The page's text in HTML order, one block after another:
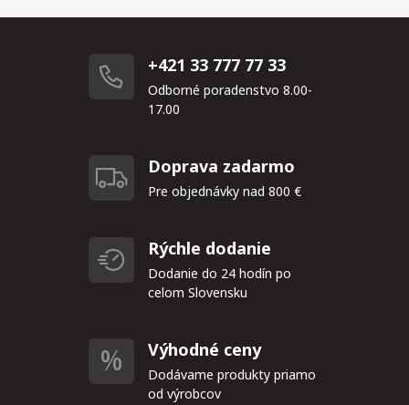
+421 33 777 77 33
Odborné poradenstvo 8.00-
17.00
Doprava zadarmo
Pre objednávky nad 800 €
Rýchle dodanie
Dodanie do 24 hodín po
celom Slovensku
Výhodné ceny
Dodávame produkty priamo
od výrobcov